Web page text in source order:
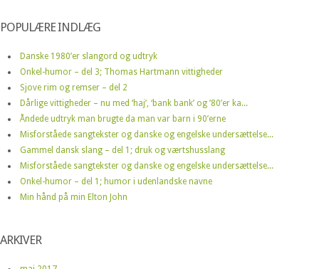
POPULÆRE INDLÆG
Danske 1980’er slangord og udtryk
Onkel-humor – del 3; Thomas Hartmann vittigheder
Sjove rim og remser – del 2
Dårlige vittigheder – nu med ‘haj’, ‘bank bank’ og ’80’er ka...
Åndede udtryk man brugte da man var barn i 90’erne
Misforståede sangtekster og danske og engelske undersættelse...
Gammel dansk slang – del 1; druk og værtshusslang
Misforståede sangtekster og danske og engelske undersættelse...
Onkel-humor – del 1; humor i udenlandske navne
Min hånd på min Elton John
ARKIVER